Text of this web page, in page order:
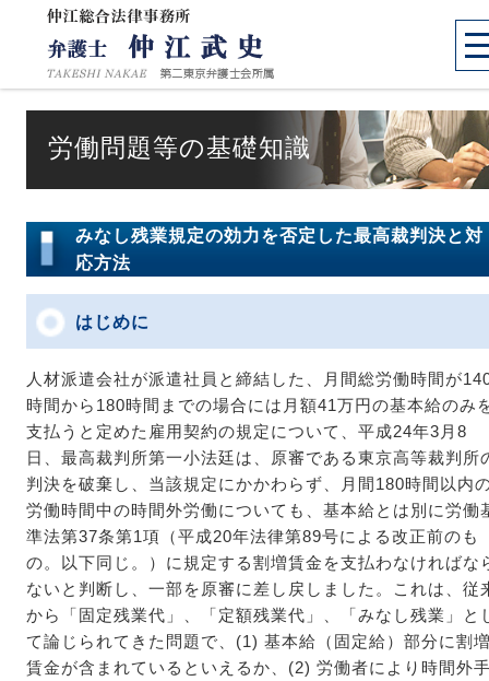
労働問題等の基礎知識
みなし残業規定の効力を否定した最高裁判決と対
応方法
はじめに
人材派遣会社が派遣社員と締結した、月間総労働時間が
時間から180時間までの場合には月額41万円の基本給のみ
支払うと定めた雇用契約の規定について、平成24年3月8
日、最高裁判所第一小法廷は、原審である東京高等裁判所
判決を破棄し、当該規定にかかわらず、月間180時間以内
労働時間中の時間外労働についても、基本給とは別に労働
準法第37条第1項（平成20年法律第89号による改正前のも
の。以下同じ。）に規定する割増賃金を支払わなければな
ないと判断し、一部を原審に差し戻しました。これは、従
から「固定残業代」、「定額残業代」、「みなし残業」と
て論じられてきた問題で、(1) 基本給（固定給）部分に割
賃金が含まれているといえるか、(2) 労働者により時間外